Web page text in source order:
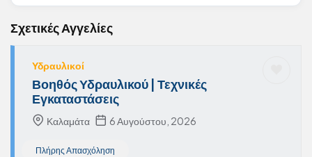
Σχετικές Αγγελίες
Υδραυλικοί
Βοηθός Υδραυλικού | Τεχνικές
Εγκαταστάσεις
Καλαμάτα 6 Αυγούστου, 2026
Πλήρης Απασχόληση